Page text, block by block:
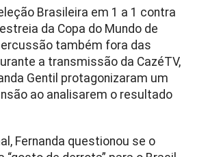
Brasileira em 1 a 1 contra
da Copa do Mundo de
também fora das
a transmissão da CazéTV,
Gentil protagonizaram um
ao analisarem o resultado
Fernanda questionou se o